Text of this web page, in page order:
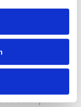
de eucalipto